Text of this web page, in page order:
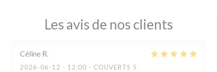
Les avis de nos clients
Céline R
2026-06-12 - 12:00 - COUVERTS 5